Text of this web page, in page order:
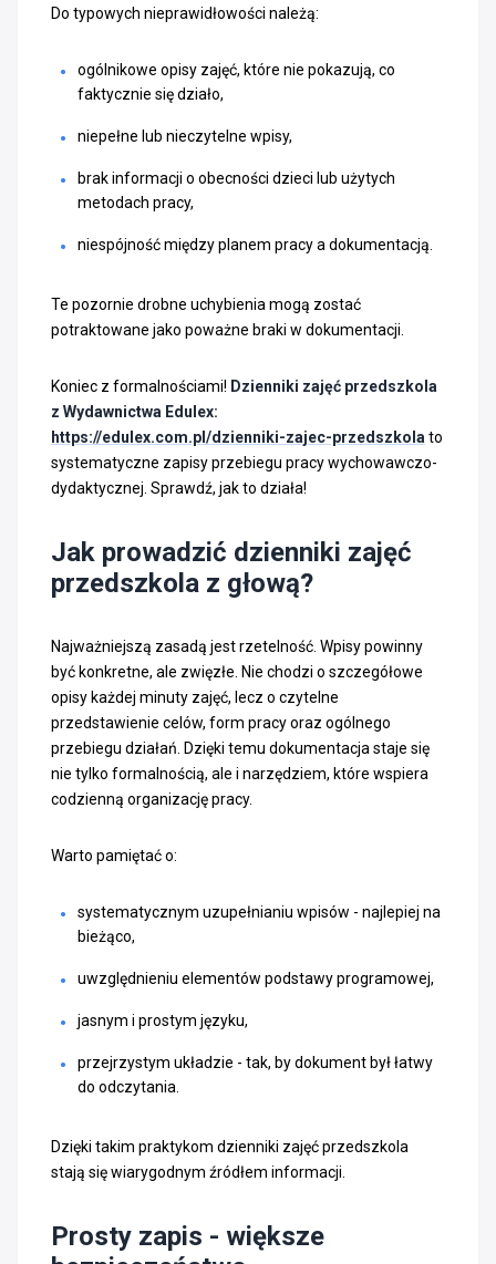
Do typowych nieprawidłowości należą:
ogólnikowe opisy zajęć, które nie pokazują, co
faktycznie się działo,
niepełne lub nieczytelne wpisy,
brak informacji o obecności dzieci lub użytych
metodach pracy,
niespójność między planem pracy a dokumentacją.
Te pozornie drobne uchybienia mogą zostać
potraktowane jako poważne braki w dokumentacji.
Koniec z formalnościami! Dzienniki zajęć przedszkola
z Wydawnictwa Edulex:
https://edulex.com.pl/dzienniki-zajec-przedszkola to
systematyczne zapisy przebiegu pracy wychowawczo-
dydaktycznej. Sprawdź, jak to działa!
Jak prowadzić dzienniki zajęć
przedszkola z głową?
Najważniejszą zasadą jest rzetelność. Wpisy powinny
być konkretne, ale zwięzłe. Nie chodzi o szczegółowe
opisy każdej minuty zajęć, lecz o czytelne
przedstawienie celów, form pracy oraz ogólnego
przebiegu działań. Dzięki temu dokumentacja staje się
nie tylko formalnością, ale i narzędziem, które wspiera
codzienną organizację pracy.
Warto pamiętać o:
systematycznym uzupełnianiu wpisów - najlepiej na
bieżąco,
uwzględnieniu elementów podstawy programowej,
jasnym i prostym języku,
przejrzystym układzie - tak, by dokument był łatwy
do odczytania.
Dzięki takim praktykom dzienniki zajęć przedszkola
stają się wiarygodnym źródłem informacji.
Prosty zapis - większe